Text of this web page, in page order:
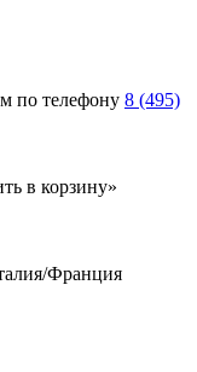
по телефону 8 (495)
в корзину»
Франция